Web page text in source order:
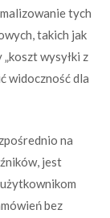
tych
takich jak
„koszt wysyłki z
widoczność dla
na
jest
bez